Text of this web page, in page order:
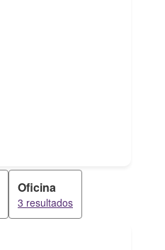
Oficina
3 resultados